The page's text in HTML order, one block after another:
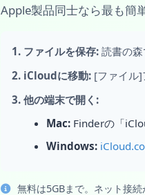
Apple製品同士なら最も簡
1. ファイルを保存: 読書の
2. iCloudに移動: [ファイル
3. 他の端末で開く:
Mac: Finderの「
Windows:
無料は5GBまで。ネット接続